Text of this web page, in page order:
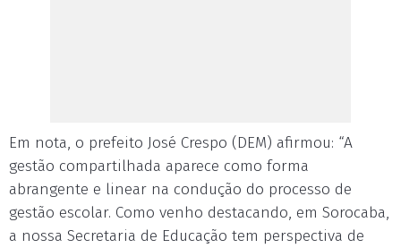
Em nota, o prefeito José Crespo (DEM) afirmou: “A
gestão compartilhada aparece como forma
abrangente e linear na condução do processo de
gestão escolar. Como venho destacando, em Sorocaba,
a nossa Secretaria de Educação tem perspectiva de